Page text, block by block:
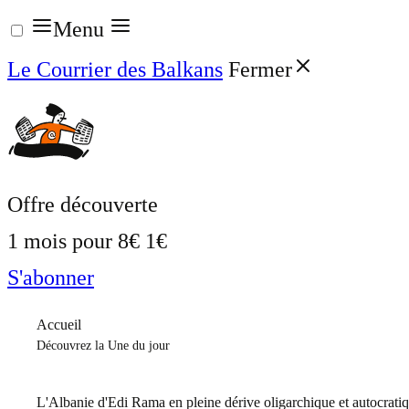
Aller
au
contenu
Menu
Le Courrier des Balkans Fermer
Offre découverte
1 mois pour 8€ 1€
S'abonner
Accueil
Découvrez la Une du jour
L'Albanie d'Edi Rama en pleine dérive oligarchique et